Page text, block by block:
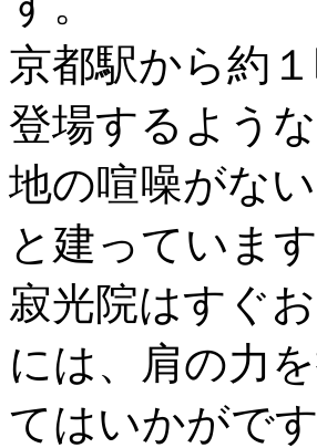
京都駅から約
登場するよう
地の喧噪がな
と建っています
寂光院はすぐ
には、肩の力
てはいかがで